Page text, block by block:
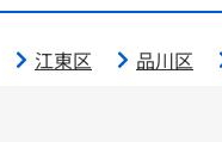
江東区 品川区